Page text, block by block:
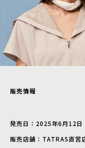
販売情報
発売日：2025年6月12日
販売店舗：TATRAS直営